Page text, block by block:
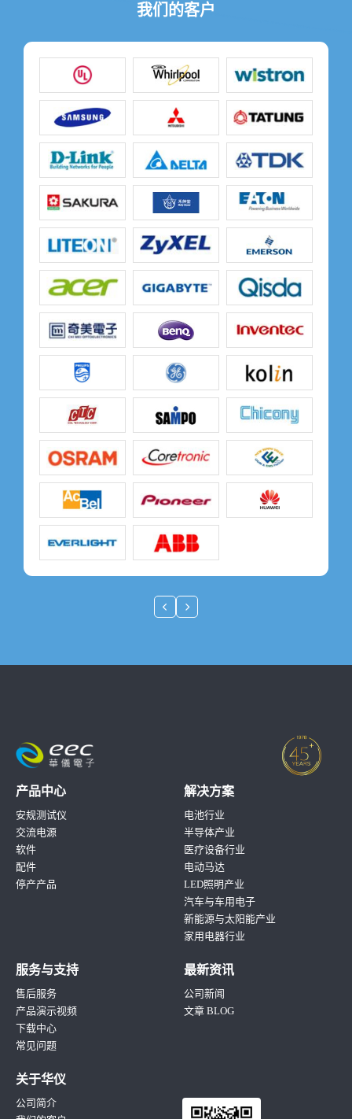
我们的客户
产品中心
安规测试仪
交流电源
软件
配件
停产产品
解决方案
电池行业
半导体产业
医疗设备行业
电动马达
LED照明产业
汽车与车用电子
新能源与太阳能产业
家用电器行业
服务与支持
售后服务
产品演示视频
下载中心
常见问题
最新资讯
公司新闻
文章 BLOG
关于华仪
公司简介